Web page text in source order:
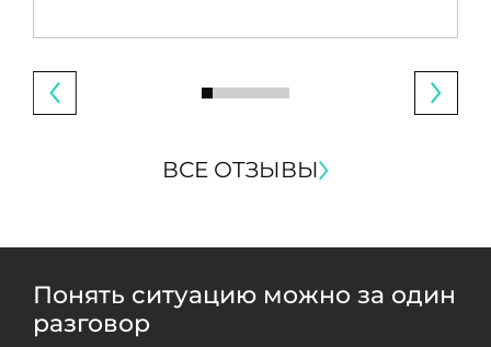
ВСЕ ОТЗЫВЫ
Понять ситуацию можно за один
разговор